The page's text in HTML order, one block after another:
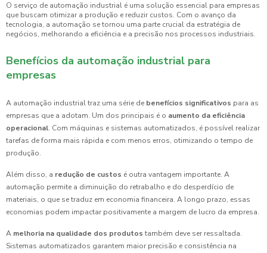
O serviço de automação industrial é uma solução essencial para empresas
que buscam otimizar a produção e reduzir custos. Com o avanço da
tecnologia, a automação se tornou uma parte crucial da estratégia de
negócios, melhorando a eficiência e a precisão nos processos industriais.
Benefícios da automação industrial para
empresas
A automação industrial traz uma série de benefícios significativos para as
empresas que a adotam. Um dos principais é o aumento da eficiência
operacional. Com máquinas e sistemas automatizados, é possível realizar
tarefas de forma mais rápida e com menos erros, otimizando o tempo de
produção.
Além disso, a redução de custos é outra vantagem importante. A
automação permite a diminuição do retrabalho e do desperdício de
materiais, o que se traduz em economia financeira. A longo prazo, essas
economias podem impactar positivamente a margem de lucro da empresa.
A melhoria na qualidade dos produtos também deve ser ressaltada.
Sistemas automatizados garantem maior precisão e consistência na